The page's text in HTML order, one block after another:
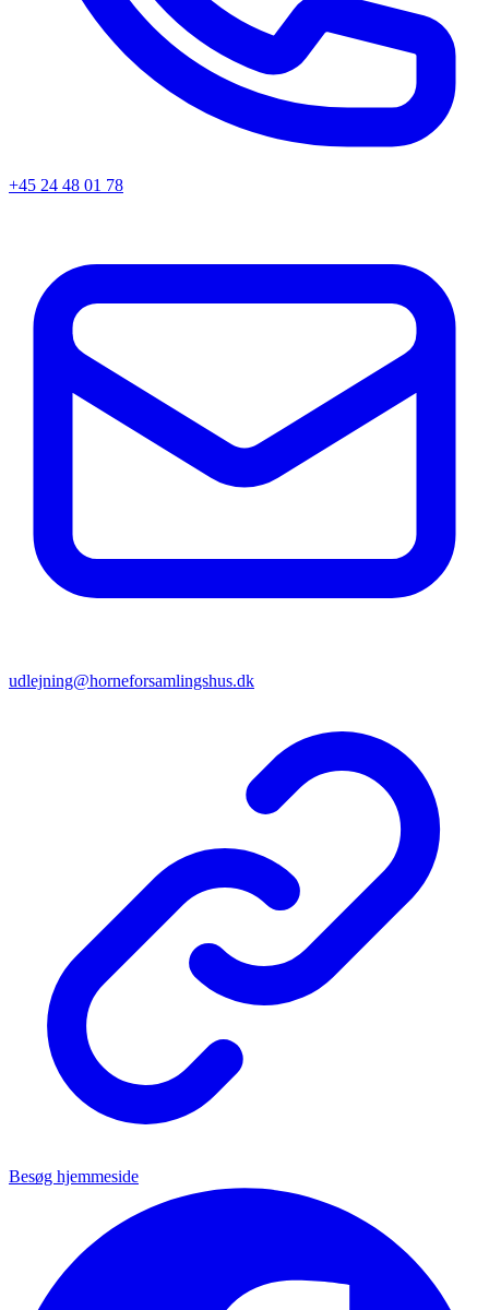
+45 24 48 01 78
udlejning@horneforsamlingshus.dk
Besøg hjemmeside